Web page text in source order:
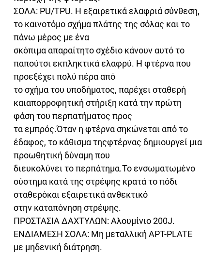
ΣΟΛΑ: PU/TPU. Η εξαιρετικά ελαφριά σύνθεση,
το καινοτόμο σχήμα πλάτης της σόλας και το
πάνω μέρος με ένα
σκόπιμα απαραίτητο σχέδιο κάνουν αυτό το
παπούτσι εκπληκτικά ελαφρύ. Η φτέρνα που
προεξέχει πολύ πέρα από
το σχήμα του υποδήματος, παρέχει σταθερή
καιαπορροφητική στήριξη κατά την πρώτη
φάση του περπατήματος προς
τα εμπρός.Όταν η φτέρνα σηκώνεται από το
έδαφος, το κάθισμα τηςφτέρνας δημιουργεί μια
προωθητική δύναμη που
διευκολύνει το περπάτημα.Το ενσωματωμένο
σύστημα κατά της στρέψης κρατά το πόδι
σταθερόκαι εξαιρετικά ανθεκτικό
στην καταπόνηση στρέψης.
ΠΡΟΣΤΑΣΙΑ ΔΑΧΤΥΛΩΝ: Αλουμίνιο 200J.
ΕΝΔΙΑΜΕΣΗ ΣΟΛΑ: Μη μεταλλική APT-PLATE
με μηδενική διάτρηση.